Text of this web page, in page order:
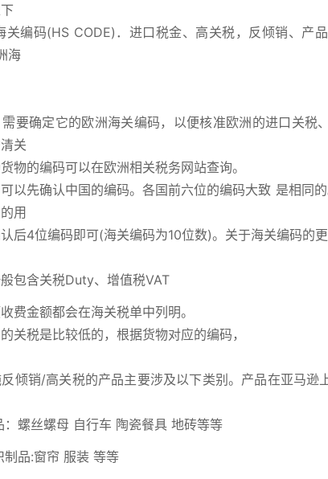
关编码(HS CODE)．进口税金、高关税，反倾销、产
海
要确定它的欧洲海关编码，以便核准欧洲的进口关税
关
物的编码可以在欧洲相关税务网站查询。
以先确认中国的编码。各国前六位的编码大致 是相同
用
后4位编码即可(海关编码为10位数)。关于海关编码的更
包含关税Duty、增值税VAT
费金额都会在海关税单中列明。
关税是比较低的，根据货物对应的编码，
倾销/高关税的产品主要涉及以下类别。产品在亚马逊
：螺丝螺母 自行车 陶瓷餐具 地砖等等
制品:窗帘 服装 等等